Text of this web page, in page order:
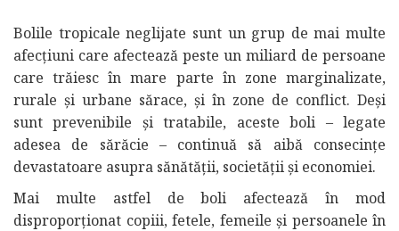
Bolile tropicale neglijate sunt un grup de mai multe
afecțiuni care afectează peste un miliard de persoane
care trăiesc în mare parte în zone marginalizate,
rurale și urbane sărace, și în zone de conflict. Deși
sunt prevenibile și tratabile, aceste boli – legate
adesea de sărăcie – continuă să aibă consecințe
devastatoare asupra sănătății, societății și economiei.
Mai multe astfel de boli afectează în mod
disproporționat copiii, fetele, femeile și persoanele în